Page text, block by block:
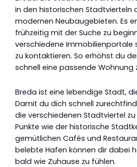
in den historischen Stadtvierteln
modernen Neubaugebieten. Es
frühzeitig mit der Suche zu
verschiedene Immobilienportale
zu kontaktieren. So erhöhst du
schnell eine passende Wohnung
Breda ist eine lebendige Stadt,
Damit du dich schnell
die verschiedenen Stadtviertel
Punkte wie der historische
gemütlichen Cafés und
belebte Hafen können dir dabei
bald wie Zuhause zu fühlen.